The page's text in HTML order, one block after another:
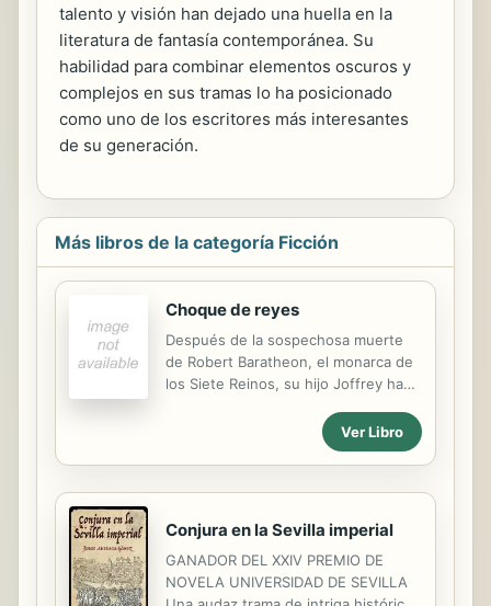
talento y visión han dejado una huella en la
literatura de fantasía contemporánea. Su
habilidad para combinar elementos oscuros y
complejos en sus tramas lo ha posicionado
como uno de los escritores más interesantes
de su generación.
Más libros de la categoría Ficción
Choque de reyes
Después de la sospechosa muerte
de Robert Baratheon, el monarca de
los Siete Reinos, su hijo Joffrey ha
"quienes realmente gobiernan son
su madre, un eunuco y un enano",
como dice la voz del pueblo. Cuatro
nobles se proclaman, a la vez, reyes
se estremecen entre guerras y
traiciones. Y todo este horror se
encuentra presidido por la más
ominosa de las señales: un inmenso
Ver Libro
Conjura en la Sevilla imperial
GANADOR DEL XXIV PREMIO DE
NOVELA UNIVERSIDAD DE SEVILLA